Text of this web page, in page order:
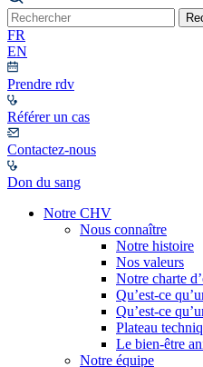
FR
EN
Prendre rdv
Référer un cas
Contactez-nous
Don du sang
Notre CHV
Nous connaître
Notre histoire
Nos valeurs
Notre charte
Qu’est-ce
Qu’est-ce
Plateau
Le bien-être
Notre équipe